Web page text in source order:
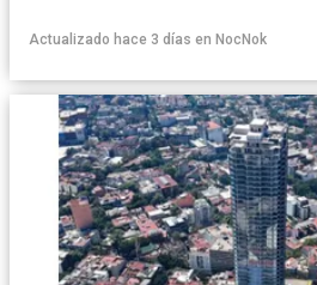
Actualizado hace 3 días en NocNok